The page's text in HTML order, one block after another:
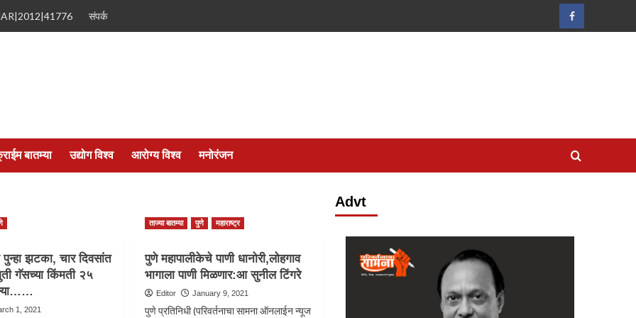
संपर्क
Facebook
बातम्या उद्योग विश्व आरोग्य विश्व मनोरंजन
पुन्हा झटका, चार दिवसांत
गॅसच्या किंमती २५
1, 2021
ताज्या बातम्या पुणे महाराष्ट्र
पुणे महापालीकेचे पाणी धानोरी,लोहगाव
भागाला पाणी मिळणार:आ सुनील टिंगरे
Editor January 9, 2021
पुणे प्रतिनिधी (परिवर्तनाचा सामना ऑनलाईन न्यूज
Advt